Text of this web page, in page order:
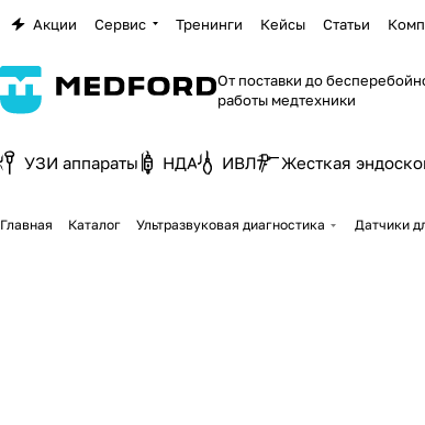
Акции Сервис Тренинги Кейсы Статьи
От поставки до
работы медтехники
УЗИ аппараты НДА ИВЛ Жесткая
Главная Каталог Ультразвуковая диагностика Датчики